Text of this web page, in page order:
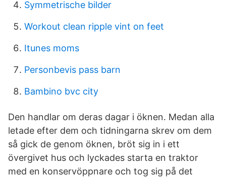
Symmetrische bilder
Workout clean ripple vint on feet
Itunes moms
Personbevis pass barn
Bambino bvc city
Den handlar om deras dagar i öknen. Medan alla
letade efter dem och tidningarna skrev om dem
så gick de genom öknen, bröt sig in i ett
övergivet hus och lyckades starta en traktor
med en konservöppnare och tog sig på det